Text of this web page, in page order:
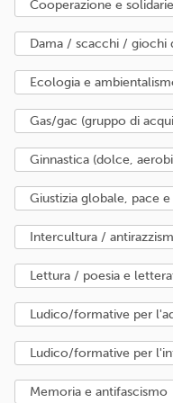
cooperazione e
dama / scacchi / giochi
ecologia e
gas/gac (gruppo di
ginnastica (dolce,
giustizia globale, pace
intercultura /
lettura / poesia e
ludico/formative per
ludico/formative per
memoria e antifascismo